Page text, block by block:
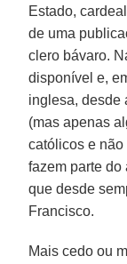
Estado, cardeal
de uma
clero bávaro.
disponível e,
inglesa, desde
(mas apenas
católicos e
fazem parte
que desde
Francisco.
Mais cedo ou